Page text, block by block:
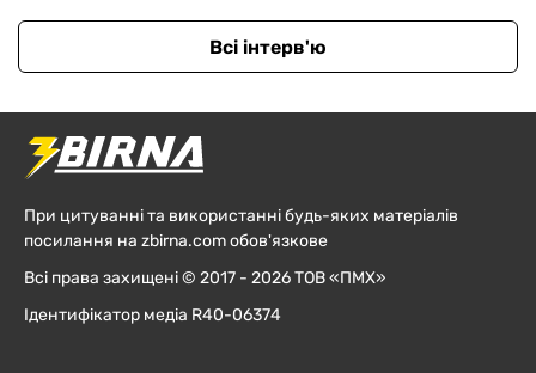
Всі інтерв'ю
При цитуванні та використанні будь-яких матеріалів
посилання на zbirna.com обов'язкове
Всі права захищені © 2017 - 2026 ТОВ «ПМХ»
Ідентифікатор медіа R40-06374